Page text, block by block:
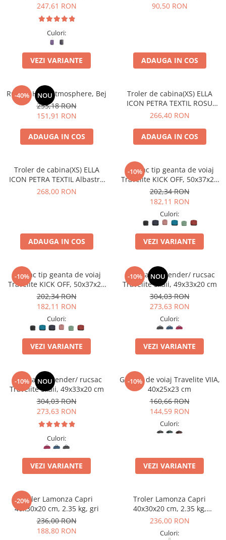
247,61 RON
Culori:
VEZI VARIANTE
GR
90,50 RON
ADAUGA IN COS
-40% NOU
Rucsac Heys Atmosphere, Bej
253,18 RON
151,91 RON
ADAUGA IN COS
Troler de cabina(XS) ELLA
ICON PETRA TEXTIL ROSU
40X30X20 CM
266,40 RON
ADAUGA IN COS
Troler de cabina(XS) ELLA
ICON PETRA TEXTIL Albastru
40X30X20 CM
268,00 RON
ADAUGA IN COS
-10%
Rucsac tip geanta de voiaj
Travelite KICK OFF, 50x37x20
cm
202,34 RON
182,11 RON
Culori:
VEZI VARIANTE
-10%
Rucsac tip geanta de voiaj
Travelite KICK OFF, 50x37x20
cm
202,34 RON
182,11 RON
Culori:
VEZI VARIANTE
-10% NOU
Geanta weekender/ rucsac
Travelite Skaii, 49x33x20 cm
304,03 RON
273,63 RON
Culori:
VEZI VARIANTE
-10% NOU
Geanta weekender/ rucsac
Travelite Skaii, 49x33x20 cm
304,03 RON
273,63 RON
Culori:
VEZI VARIANTE
-10%
Geanta de voiaj Travelite VIIA,
40x25x23 cm
160,66 RON
144,59 RON
Culori:
VEZI VARIANTE
-20%
Troler Lamonza Capri
40x30x20 cm, 2.35 kg, gri
236,00 RON
188,80 RON
Troler Lamonza Capri
40x30x20 cm, 2.35 kg,
albastru
236,00 RON
Culori: